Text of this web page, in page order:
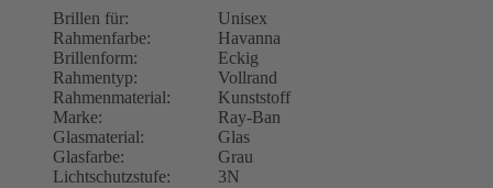
Brillen für:
Unisex
Rahmenfarbe:
Havanna
Brillenform:
Eckig
Rahmentyp:
Vollrand
Rahmenmaterial:
Kunststoff
Marke:
Ray-Ban
Glasmaterial:
Glas
Glasfarbe:
Grau
Lichtschutzstufe:
3N